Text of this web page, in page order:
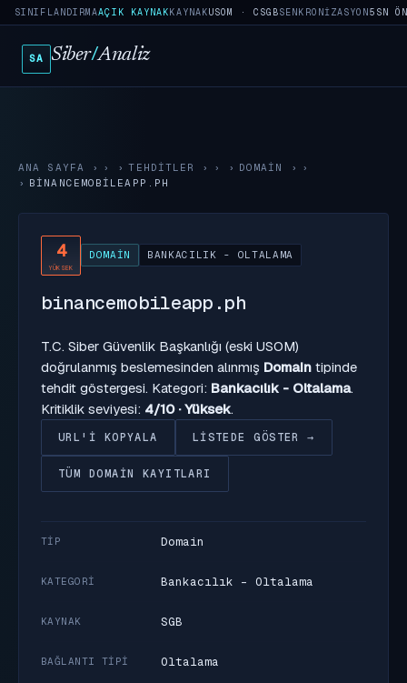
SINIFLANDIRMAAÇIK KAYNAKKAYNAKUSOM · CSGBSENKRONIZASYON5SN
SA Siber/Analiz
ANA SAYFA › TEHDITLER › DOMAIN
›
BINANCEMOBILEAPP.PH
4
YÜKSEK
DOMAIN BANKACILIK - OLTALAMA
binancemobileapp.ph
T.C. Siber Güvenlik Başkanlığı (eski USOM)
doğrulanmış beslemesinden alınmış Domain tipinde
tehdit göstergesi. Kategori: Bankacılık - Oltalama.
Kritiklik seviyesi: 4/10 · Yüksek.
URL'I KOPYALA LISTEDE GÖSTER →
TÜM DOMAIN KAYITLARI
TIP Domain
KATEGORI Bankacılık - Oltalama
KAYNAK SGB
BAĞLANTI TIPI Oltalama